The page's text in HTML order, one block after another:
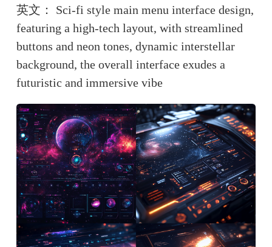
英文： Sci-fi style main menu interface design,
featuring a high-tech layout, with streamlined
buttons and neon tones, dynamic interstellar
background, the overall interface exudes a
futuristic and immersive vibe